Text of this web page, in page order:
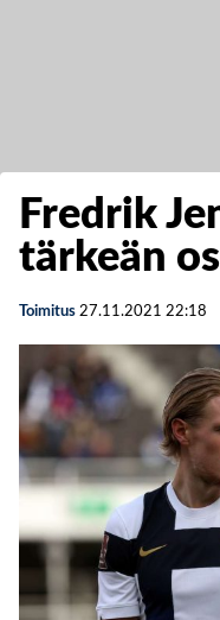
Fredrik
tärkeän
Toimitus 27.11.2021 22:18